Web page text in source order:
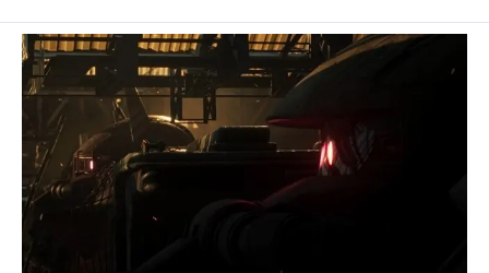
2.5次元 配信・Vtuber トレンド
最新記事一覧
アニメ記事一覧 声優記事一覧
アニメ映画一覧 実写化映画一覧